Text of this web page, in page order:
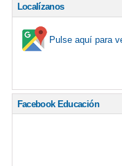
Localízanos
Pulse aquí para
Facebook Educación